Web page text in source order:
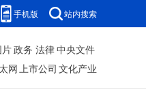
手机版 站内搜索
政务 法律中央文件
网上市公司 文化产业